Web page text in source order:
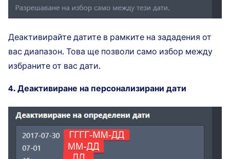
Деактивирайте датите в рамките на зададения от
вас диапазон. Това ще позволи само избор между
избраните от вас дати.
4. Деактивиране на персонализирани дати